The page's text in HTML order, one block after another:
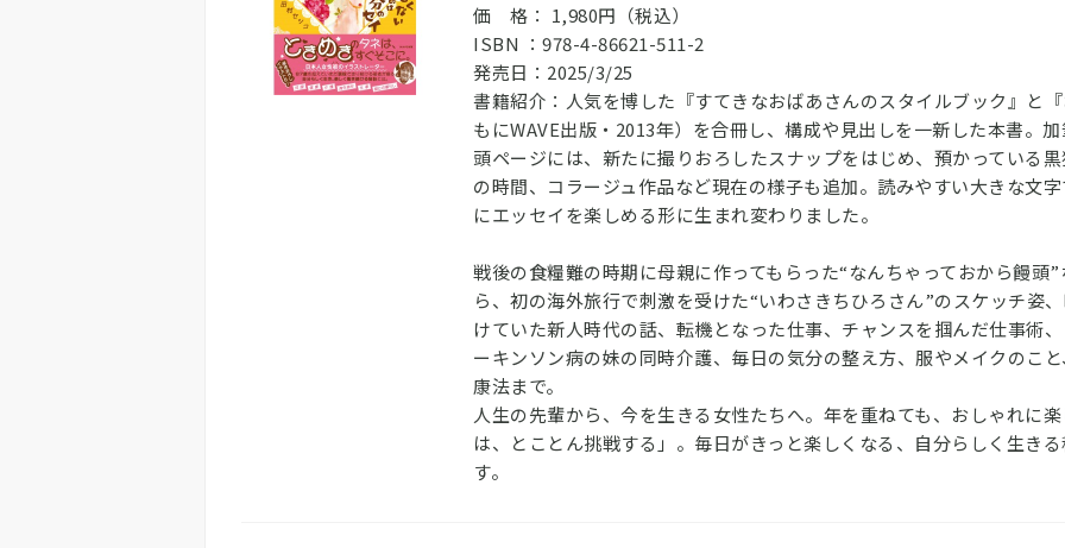
価 格： 1,980円（税込）
ISBN ：978-4-86621-511-2
発売日：2025/3/25
書籍紹介：人気を博した『すてきなおばあさんのスタイルブック』と
もにWAVE出版・2013年）を合冊し、構成や見出しを一新した本書。
頭ページには、新たに撮りおろしたスナップをはじめ、預かっている
の時間、コラージュ作品など現在の様子も追加。読みやすい大きな文
にエッセイを楽しめる形に生まれ変わりました。
戦後の食糧難の時期に母親に作ってもらった“なんちゃっておから饅頭
ら、初の海外旅行で刺激を受けた“いわさきちひろさん”のスケッチ姿
けていた新人時代の話、転機となった仕事、チャンスを掴んだ仕事術
ーキンソン病の妹の同時介護、毎日の気分の整え方、服やメイクのこ
康法まで。
人生の先輩から、今を生きる女性たちへ。年を重ねても、おしゃれに
は、とことん挑戦する」。毎日がきっと楽しくなる、自分らしく生き
す。